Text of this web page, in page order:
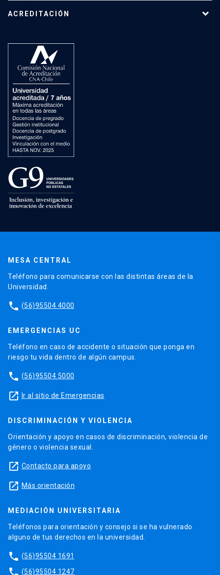
ACREDITACIÓN
MESA CENTRAL
Teléfono para comunicarse con las distintas áreas de la
Universidad.
phone (56)95504 4000
EMERGENCIAS UC
Teléfono en caso de accidente o situación que ponga en
riesgo tu vida dentro de algún campus.
phone (56)95504 5000
launch Ir al sitio de Emergencias
DISCRIMINACIÓN Y VIOLENCIA
Orientación y apoyo en casos de discriminación, violencia de
género o violencia sexual.
launch Contacto para apoyo
launch Más orientación
MEDIACIÓN UNIVERSITARIA
Teléfonos para orientación y consejo si se ha vulnerado
alguno de tus derechos en la universidad.
phone (56)95504 1691
phone (56)95504 1247